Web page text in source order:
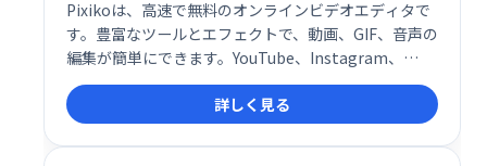
Pixikoは、高速で無料のオンラインビデオエディタで
す。豊富なツールとエフェクトで、動画、GIF、音声の
編集が簡単にできます。YouTube、Instagram、
Facebook、TikTok、Twitterなど、様々なプラット
フォームやウェブサイト、広告などに最適な動画を作
成可能です。オールインワンで、手軽に高品質な動画
編集を実現します。
詳しく見る